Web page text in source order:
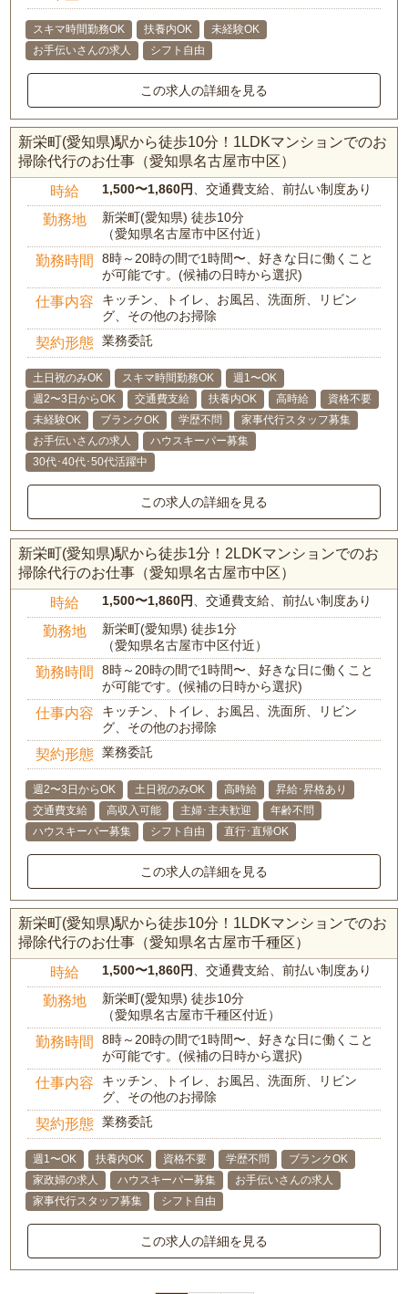
スキマ時間勤務OK 扶養内OK
未経験OK
お手伝いさんの求人
シフト自由
この求人の詳細を見る
新栄町(愛知県)駅から徒歩10分！1LDKマンションでのお
掃除代行のお仕事（愛知県名古屋市中区）
時給 1,500〜1,860円 、交通費支給、前払い制度あり
勤務地
新栄町(愛知県) 徒歩10分
（愛知県名古屋市中区付近）
勤務時間
8時～20時の間で1時間〜、好きな日に働くこと
が可能です。(候補の日時から選択)
仕事内容
キッチン、トイレ、お風呂、洗面所、リビン
グ、その他のお掃除
契約形態 業務委託
土日祝のみOK スキマ時間勤務OK
週1〜OK
週2〜3日からOK
交通費支給 扶養内OK 高時給
資格不要
未経験OK
ブランクOK 学歴不問
家事代行スタッフ募集
お手伝いさんの求人
ハウスキーパー募集
30代･40代･50代活躍中
この求人の詳細を見る
新栄町(愛知県)駅から徒歩1分！2LDKマンションでのお
掃除代行のお仕事（愛知県名古屋市中区）
時給 1,500〜1,860円 、交通費支給、前払い制度あり
勤務地
新栄町(愛知県) 徒歩1分
（愛知県名古屋市中区付近）
勤務時間
8時～20時の間で1時間〜、好きな日に働くこと
が可能です。(候補の日時から選択)
仕事内容
キッチン、トイレ、お風呂、洗面所、リビン
グ、その他のお掃除
契約形態 業務委託
週2〜3日からOK 土日祝のみOK 高時給
昇給･昇格あり
交通費支給
高収入可能 主婦･主夫歓迎
年齢不問
ハウスキーパー募集
シフト自由 直行･直帰OK
この求人の詳細を見る
新栄町(愛知県)駅から徒歩10分！1LDKマンションでのお
掃除代行のお仕事（愛知県名古屋市千種区）
時給 1,500〜1,860円 、交通費支給、前払い制度あり
勤務地
新栄町(愛知県) 徒歩10分
（愛知県名古屋市千種区付近）
勤務時間
8時～20時の間で1時間〜、好きな日に働くこと
が可能です。(候補の日時から選択)
仕事内容
キッチン、トイレ、お風呂、洗面所、リビン
グ、その他のお掃除
契約形態 業務委託
週1〜OK 扶養内OK 資格不要 学歴不問
ブランクOK
家政婦の求人
ハウスキーパー募集
お手伝いさんの求人
家事代行スタッフ募集
シフト自由
この求人の詳細を見る